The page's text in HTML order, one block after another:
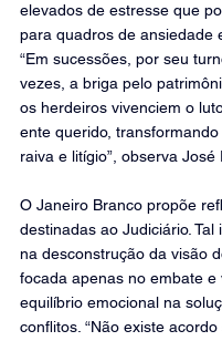
elevados de estresse que
para quadros de ansiedade
“Em sucessões, por seu
vezes, a briga pelo
os herdeiros vivenciem o
ente querido,
raiva e litígio”, observa José
O Janeiro Branco propõe
destinadas ao Judiciário. Tal
na desconstrução da visão
focada apenas no embate e
equilíbrio emocional na
conflitos. “Não existe